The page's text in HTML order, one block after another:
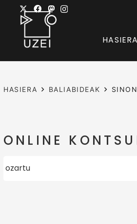
HASIERA
HASIERA BALIABIDEAK
ONLINE